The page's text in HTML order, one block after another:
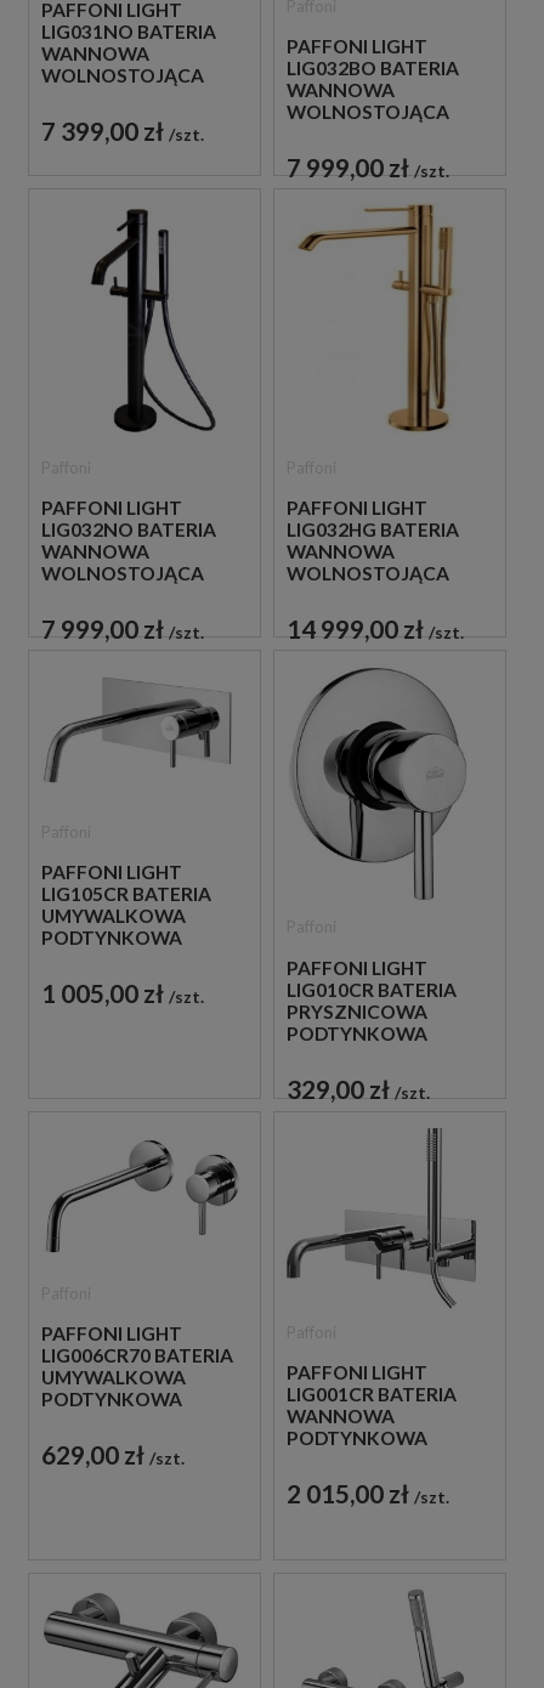
PAFFONI LIGHT
LIG031NO BATERIA
WANNOWA
WOLNOSTOJĄCA
7 399,00 zł szt.
PAFFONI LIGHT
LIG032BO BATERIA
WANNOWA
WOLNOSTOJĄCA
7 999,00 zł szt.
PAFFONI LIGHT
LIG032NO BATERIA
WANNOWA
WOLNOSTOJĄCA
7 999,00 zł szt.
PAFFONI LIGHT
LIG032HG BATERIA
WANNOWA
WOLNOSTOJĄCA
14 999,00 zł szt.
PAFFONI LIGHT
LIG105CR BATERIA
UMYWALKOWA
PODTYNKOWA
CHROM
1 005,00 zł szt.
PAFFONI LIGHT
LIG010CR BATERIA
PRYSZNICOWA
PODTYNKOWA
CHROM
329,00 zł szt.
PAFFONI LIGHT
LIG006CR70 BATERIA
UMYWALKOWA
PODTYNKOWA
CHROM
629,00 zł szt.
PAFFONI LIGHT
LIG001CR BATERIA
WANNOWA
PODTYNKOWA
CHROM
2 015,00 zł szt.